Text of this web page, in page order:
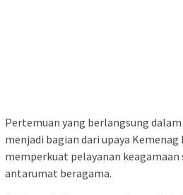
Pertemuan yang berlangsung
menjadi bagian dari upaya
memperkuat pelayanan
antarumat beragama.